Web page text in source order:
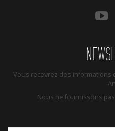
Vous recevrez des informations
Nous ne fournissons